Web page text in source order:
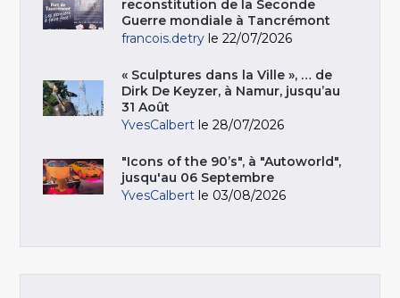
reconstitution de la Seconde
Guerre mondiale à Tancrémont
francois.detry le 22/07/2026
« Sculptures dans la Ville », … de
Dirk De Keyzer, à Namur, jusqu’au
31 Août
YvesCalbert le 28/07/2026
"Icons of the 90’s", à "Autoworld",
jusqu'au 06 Septembre
YvesCalbert le 03/08/2026